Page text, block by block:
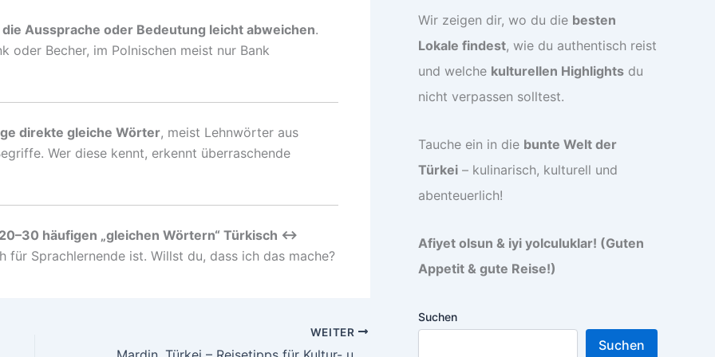
die Aussprache oder Bedeutung leicht abweichen.
oder Becher, im Polnischen meist nur Bank
direkte gleiche Wörter, meist Lehnwörter aus
Wer diese kennt, erkennt überraschende
häufigen „gleichen Wörtern“ Türkisch ↔
für Sprachlernende ist. Willst du, dass ich das mache?
WEITER
Wir zeigen dir, wo du die besten
Lokale findest, wie du authentisch reist
und welche kulturellen Highlights du
nicht verpassen solltest.
Tauche ein in die bunte Welt der
Türkei – kulinarisch, kulturell und
abenteuerlich!
Afiyet olsun & iyi yolculuklar! (Guten
Appetit & gute Reise!)
Suchen
Suchen